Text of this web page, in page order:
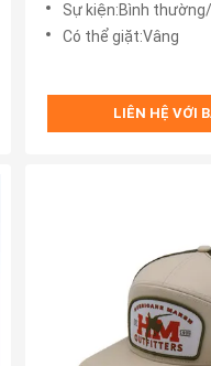
Sự kiện:Bình
Có thể giặt:Vâng
LIÊN HỆ VỚI